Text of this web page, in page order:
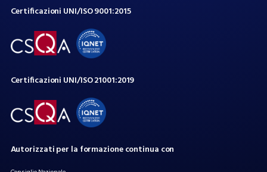
Certificazioni UNI/ISO9001:2015
Certificazioni UNI/ISO21001:2019
Autorizzatiper la formazionecontinua con